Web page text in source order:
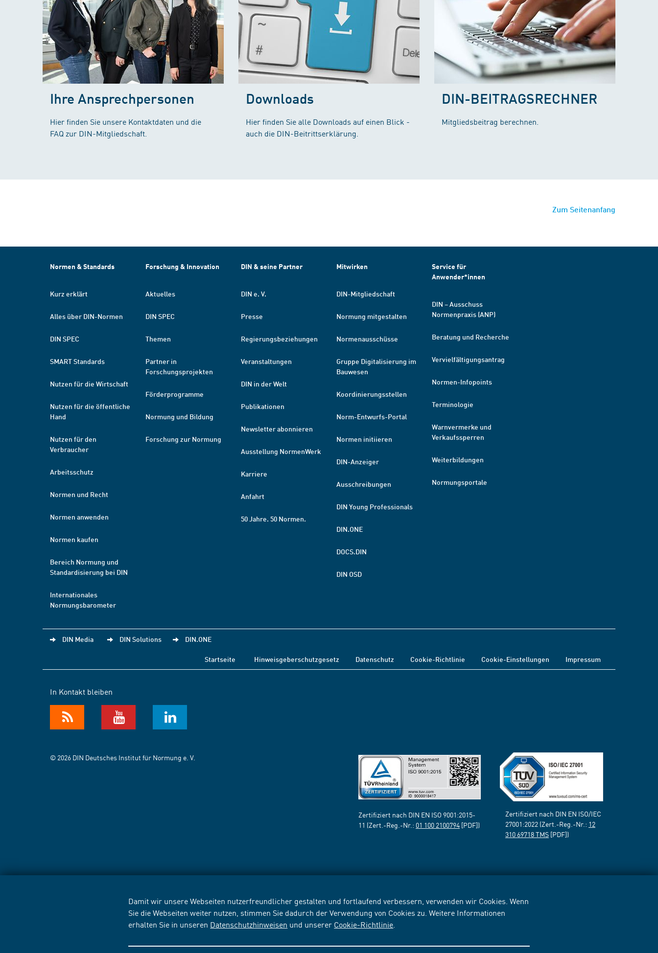
Damit wir unsere Webseiten nutzerfreundlicher gestalten und fortlaufend verbessern, verwenden wir Cookies. Wenn
Sie die Webseiten weiter nutzen, stimmen Sie dadurch der Verwendung von Cookies zu. Weitere Informationen
erhalten Sie in unseren Datenschutzhinweisen und unserer Cookie-Richtlinie
Ihre Ansprechpersonen
Hier finden Sie unsere Kontaktdaten und die
FAQ zur DIN-Mitgliedschaft.
Downloads
Hier finden Sie alle Downloads auf einen Blick -
auch die DIN-Beitrittserklärung.
DIN-BEITRAGSRECHNER
Mitgliedsbeitrag berechnen.
Zum Seitenanfang
Normen & Standards
Kurz erklärt
Alles über DIN-Normen
DIN SPEC
SMART Standards
Nutzen für die Wirtschaft
Nutzen für die öffentliche
Hand
Nutzen für den
Verbraucher
Arbeitsschutz
Normen und Recht
Normen anwenden
Normen kaufen
Bereich Normung und
Standardisierung bei DIN
Internationales
Normungsbarometer
Forschung & Innovation
Aktuelles
DIN SPEC
Themen
Partner in
Forschungsprojekten
Förderprogramme
Normung und Bildung
Forschung zur Normung
DIN & seine Partner
DIN e. V.
Presse
Regierungsbeziehungen
Veranstaltungen
DIN in der Welt
Publikationen
Newsletter abonnieren
Ausstellung NormenWerk
Karriere
Anfahrt
50 Jahre. 50 Normen.
Mitwirken
DIN-Mitgliedschaft
Normung mitgestalten
Normenausschüsse
Gruppe Digitalisierung im
Bauwesen
Koordinierungsstellen
Norm-Entwurfs-Portal
Normen initiieren
DIN-Anzeiger
Ausschreibungen
DIN Young Professionals
DIN.ONE
DOCS.DIN
DIN OSD
Service für
Anwender*innen
DIN – Ausschuss
Normenpraxis (ANP)
Beratung und Recherche
Vervielfältigungsantrag
Normen-Infopoints
Terminologie
Warnvermerke und
Verkaufssperren
Weiterbildungen
Normungsportale
DIN Media DIN Solutions DIN.ONE
Startseite Hinweisgeberschutzgesetz Datenschutz Cookie-Richtlinie Cookie-Einstellungen Impressum
In Kontakt bleiben
© 2026 DIN Deutsches Institut für Normung e. V.
Zertifiziert nach DIN EN ISO 9001:2015-
11 (Zert.-Reg.-Nr.: 01 100 2100794 [PDF])
Zertifiziert nach DIN EN ISO/IEC
27001:2022 (Zert.-Reg.-Nr.: 12
310 69718 TMS [PDF])